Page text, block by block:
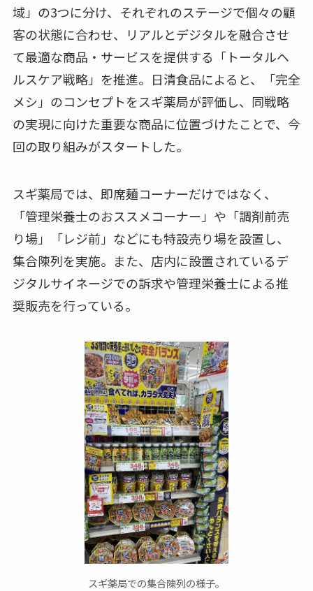
域」の3つに分け、それぞれのステージで個々の顧
客の状態に合わせ、リアルとデジタルを融合させ
て最適な商品・サービスを提供する「トータルヘ
ルスケア戦略」を推進。日清食品によると、「完全
メシ」のコンセプトをスギ薬局が評価し、同戦略
の実現に向けた重要な商品に位置づけたことで、今
回の取り組みがスタートした。
スギ薬局では、即席麺コーナーだけではなく、
「管理栄養士のおススメコーナー」や「調剤前売
り場」「レジ前」などにも特設売り場を設置し、
集合陳列を実施。また、店内に設置されているデ
ジタルサイネージでの訴求や管理栄養士による推
奨販売を行っている。
スギ薬局での集合陳列の様子。